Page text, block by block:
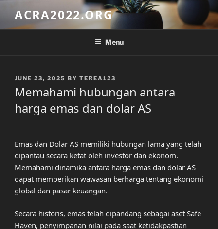
content
ACRA2022.ORG
Menu
POSTED
JUNE 23, 2025 BY TEREA123
Memahami hubungan antara
harga emas dan dolar AS
Emas dan Dolar AS memiliki hubungan lama yang telah
dipantau secara ketat oleh investor dan ekonom.
Memahami dinamika antara harga emas dan dolar AS
dapat memberikan wawasan berharga tentang ekonomi
global dan pasar keuangan.
Secara historis, emas telah dipandang sebagai aset Safe
Haven, penyimpanan nilai pada saat ketidakpastian